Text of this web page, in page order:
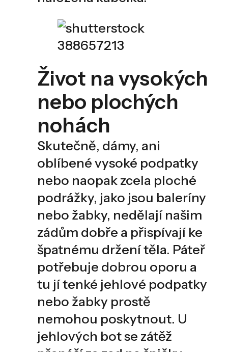
Život na vysokých
nebo plochých
nohách
Skutečně, dámy, ani
oblíbené vysoké podpatky
nebo naopak zcela ploché
podrážky, jako jsou baleríny
nebo žabky, nedělají našim
zádům dobře a přispívají ke
špatnému držení těla. Páteř
potřebuje dobrou oporu a
tu jí tenké jehlové podpatky
nebo žabky prostě
nemohou poskytnout. U
jehlových bot se zátěž